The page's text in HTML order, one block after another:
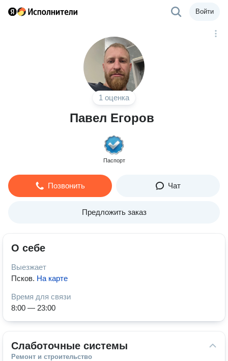
Войти
1 оценка
Павел Егоров
Паспорт
Позвонить Чат
Предложить заказ
О себе
Выезжает
Псков. На карте
Время для связи
8:00 — 23:00
Слаботочные системы
Ремонт и строительство